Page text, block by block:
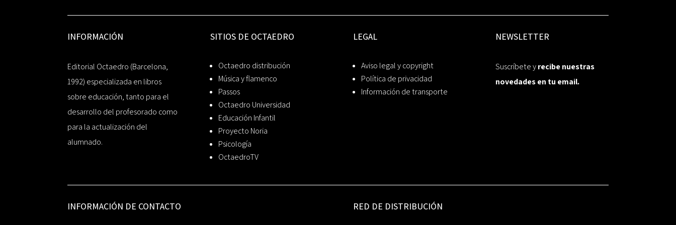
INFORMACIÓN
Editorial Octaedro (Barcelona,
1992) especializada en libros
sobre educación, tanto para el
desarrollo del profesorado como
para la actualización del
alumnado.
SITIOS DE OCTAEDRO
Octaedro distribución
Música y flamenco
Passos
Octaedro Universidad
Educación Infantil
Proyecto Noria
Psicología
OctaedroTV
LEGAL
Aviso legal y copyright
Política de privacidad
Información de transporte
NEWSLETTER
Suscríbete yrecibe nuestras
novedades en tu email.
INFORMACIÓN DE CONTACTO RED DE DISTRIBUCIÓN